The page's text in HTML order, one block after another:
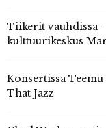
Tiikerit vauhdissa
kulttuurikeskus
Konsertissa
That Jazz